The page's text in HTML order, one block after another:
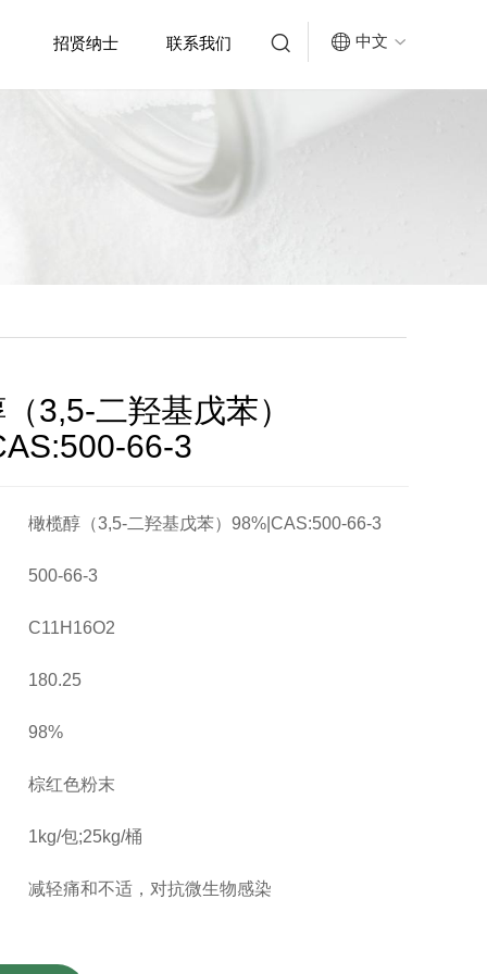
招贤纳士 联系我们   中文 
3,5-二羟基戊苯）
66-3
橄榄醇（3,5-二羟基戊苯）98%|CAS:500-66-3
500-66-3
C11H16O2
180.25
98%
棕红色粉末
1kg/包;25kg/桶
减轻痛和不适，对抗微生物感染